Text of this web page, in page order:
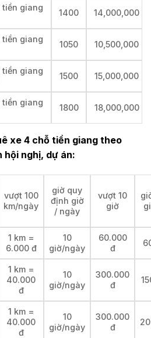
giang
1400 14,000,000
giang
1050 10,500,000
giang
1500 15,000,000
giang
1800 18,000,000
xe 4 chỗ tiền giang theo
hội nghị, dự án:
vượt 100
km/ngày
giờ quy
định giờ
/ ngày
vượt 10
giờ
1 km =
6.000 đ
10
giờ/ngày
60.000
đ
1 km =
40.000
đ
10
giờ/ngày
300.000
đ
1 km =
40.000
đ
10
giờ/ngày
300.000
đ